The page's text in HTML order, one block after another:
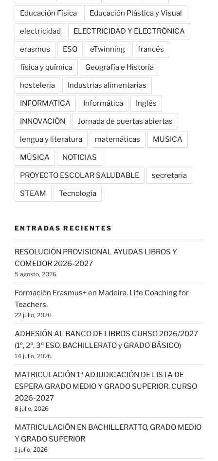
Educación Física Educación Plástica y Visual
electricidad ELECTRICIDAD Y ELECTRÓNICA
erasmus ESO eTwinning francés
física y química Geografía e Historia
hosteleria Industrias alimentarias
INFORMATICA Informática Inglés
INNOVACIÓN Jornada de puertas abiertas
lengua y literatura matemáticas MUSICA
MÚSICA NOTICIAS
PROYECTO ESCOLAR SALUDABLE secretaria
STEAM Tecnología
ENTRADAS RECIENTES
RESOLUCIÓN PROVISIONAL AYUDAS LIBROS Y
COMEDOR 2026-2027
5 agosto, 2026
Formación Erasmus+ en Madeira. Life Coaching for
Teachers.
22 julio, 2026
ADHESIÓN AL BANCO DE LIBROS CURSO 2026/2027
(1º, 2º, 3º ESO, BACHILLERATO y GRADO BÁSICO)
14 julio, 2026
MATRICULACIÓN 1ª ADJUDICACIÓN DE LISTA DE
ESPERA GRADO MEDIO Y GRADO SUPERIOR. CURSO
2026-2027
8 julio, 2026
MATRICULACIÓN EN BACHILLERATTO, GRADO MEDIO
Y GRADO SUPERIOR
1 julio, 2026